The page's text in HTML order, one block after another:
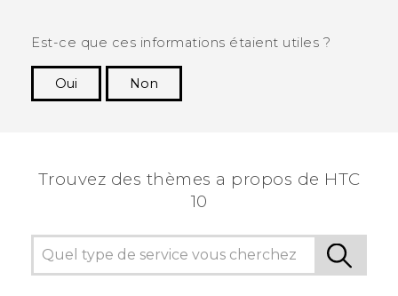
Est-ce que ces informations étaient utiles ?
Oui
Non
Trouvez des thèmes a propos de HTC
10